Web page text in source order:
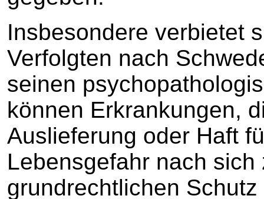
Insbesondere verbietet
Verfolgten nach
seinen
können Erkrankungen,
Auslieferung oder Haft
Lebensgefahr nach
grundrechtlichen